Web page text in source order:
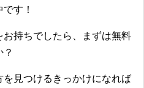
す！
持ちでしたら、まずは無料
見つけるきっかけになれば